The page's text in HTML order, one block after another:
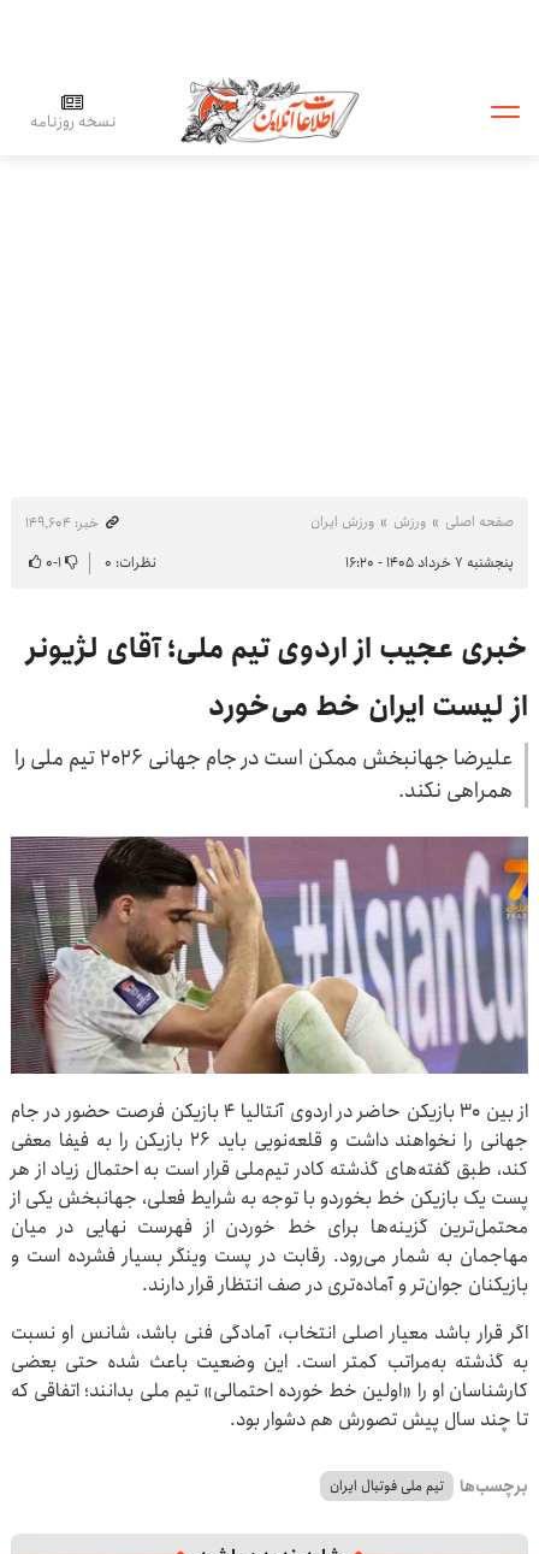
نسخه روزنامه
صفحه اصلی ورزش ورزش ایران
خبر: ۱۴۹٬۶۰۴
پنجشنبه ۷ خرداد ۱۴۰۵ - ۱۶:۲۰
نظرات: ۰ ۱-۰
خبری عجیب از اردوی تیم ملی؛ آقای لژیونر
از لیست ایران خط می‌خورد
علیرضا جهانبخش ممکن است در جام جهانی ۲۰۲۶ تیم ملی را
همراهی نکند.
از بین ۳۰ بازیکن حاضر در اردوی آنتالیا ۴ بازیکن فرصت حضور در جام
جهانی را نخواهند داشت و قلعه‌نویی باید ۲۶ بازیکن را به فیفا معفی
کند، طبق گفته‌های گذشته کادر تیم‌ملی قرار است به احتمال زیاد از هر
پست یک بازیکن خط بخوردو با توجه به شرایط فعلی، جهانبخش یکی از
محتمل‌ترین گزینه‌ها برای خط خوردن از فهرست نهایی در میان
مهاجمان به شمار می‌رود. رقابت در پست وینگر بسیار فشرده است و
بازیکنان جوان‌تر و آماده‌تری در صف انتظار قرار دارند.
اگر قرار باشد معیار اصلی انتخاب، آمادگی فنی باشد، شانس او نسبت
به گذشته به‌مراتب کمتر است. این وضعیت باعث شده حتی بعضی
کارشناسان او را «اولین خط خورده احتمالی» تیم ملی بدانند؛ اتفاقی که
تا چند سال پیش تصورش هم دشوار بود.
برچسب‌ها تیم ملی فوتبال ایران